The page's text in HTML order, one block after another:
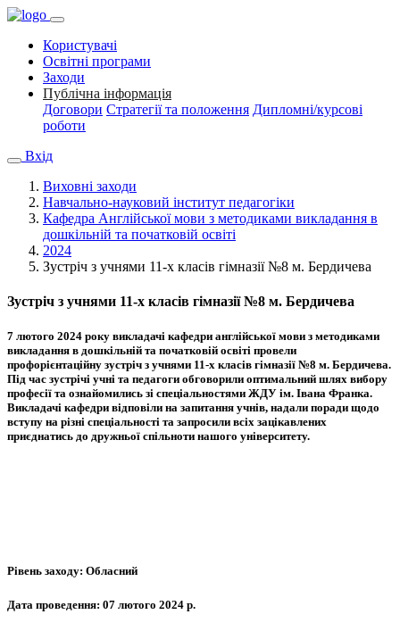
Користувачі
Освітні програми
Заходи
Публічна інформація
Договори Стратегії та положення Дипломні/курсові
роботи
Вхід
Виховні заходи
Навчально-науковий інститут педагогіки
Кафедра Англійської мови з методиками викладання в
дошкільній та початковій освіті
2024
Зустріч з учнями 11-х класів гімназії №8 м. Бердичева
Зустріч з учнями 11-х класів гімназії №8 м. Бердичева
7 лютого 2024 року викладачі кафедри англійської мови з методиками
викладання в дошкільній та початковій освіті провели
профорієнтаційну зустріч з учнями 11-х класів гімназії №8 м. Бердичева.
Під час зустрічі учні та педагоги обговорили оптимальний шлях вибору
професії та ознайомились зі спеціальностями ЖДУ ім. Івана Франка.
Викладачі кафедри відповіли на запитання учнів, надали поради щодо
вступу на різні спеціальності та запросили всіх зацікавлених
приєднатись до дружньої спільноти нашого університету.
Рівень заходу: Обласний
Дата проведення: 07 лютого 2024 р.